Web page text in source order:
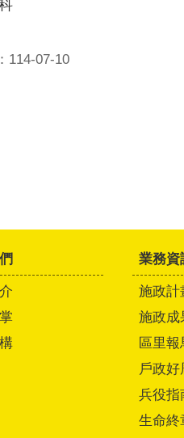
114-07-10
業務資
施政計
施政成
區里報
戶政好
兵役指
生命終